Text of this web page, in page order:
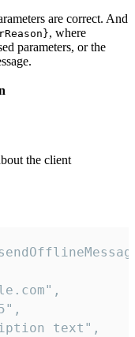
are correct. And
, where
parameters, or the
the client
text",